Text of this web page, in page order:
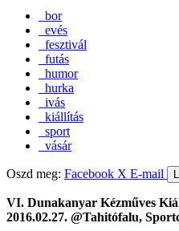
bor
evés
fesztivál
futás
humor
hurka
ivás
kiállítás
sport
vásár
Oszd meg: Facebook X E-mail
VI. Dunakanyar Kézműves
2016.02.27. @Tahitófalu,